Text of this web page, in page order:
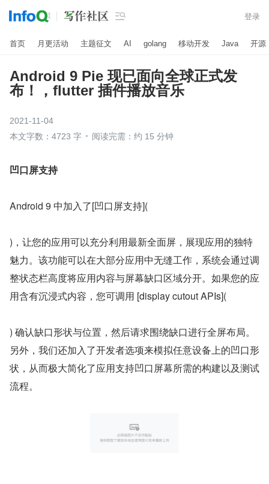
 登录
首页 月更活动 主题征文 AI golang 移动开发 Java 开源
Android 9 Pie 现已面向全球正式发
布！，flutter 插件播放音乐
2021-11-04
本文字数：4723 字
阅读完需：约 15 分钟
凹口屏支持
Android 9 中加入了[凹口屏支持](
)，让您的应用可以充分利用最新全面屏，展现应用的独特
魅力。该功能可以在大部分应用中无缝工作，系统会通过调
整状态栏高度将应用内容与屏幕缺口区域分开。如果您的应
用含有沉浸式内容，您可调用 [display cutout APIs](
) 确认缺口形状与位置，然后请求围绕缺口进行全屏布局。
另外，我们还加入了开发者选项来模拟任意设备上的凹口形
状，从而极大简化了应用支持凹口屏幕所需的构建以及测试
流程。